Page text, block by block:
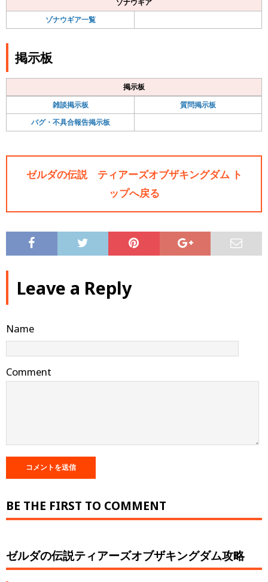
ゾナウギア
ゾナウギア一覧
掲示板
掲示板
雑談掲示板
質問掲示板
バグ・不具合報告掲示板
ゼルダの伝説 ティアーズオブザキングダム ト
ップへ戻る
Leave a Reply
Name
Comment
BE THE FIRST TO COMMENT
ゼルダの伝説ティアーズオブザキングダム攻略